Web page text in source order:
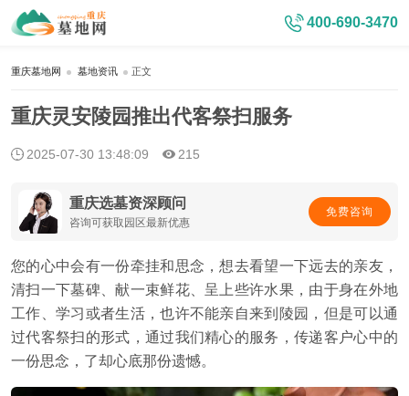
400-690-3470
重庆墓地网 墓地资讯 正文
重庆灵安陵园推出代客祭扫服务
2025-07-30 13:48:09 215
重庆选墓资深顾问
咨询可获取园区最新优惠
免费咨询
您的心中会有一份牵挂和思念，想去看望一下远去的亲友，
清扫一下墓碑、献一束鲜花、呈上些许水果，由于身在外地
工作、学习或者生活，也许不能亲自来到陵园，但是可以通
过代客祭扫的形式，通过我们精心的服务，传递客户心中的
一份思念，了却心底那份遗憾。